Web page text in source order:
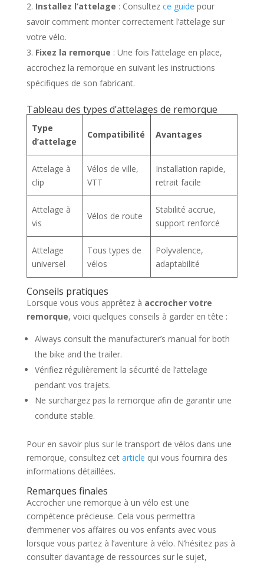
Installez l’attelage : Consultez ce guide pour
savoir comment monter correctement l’attelage sur
votre vélo.
Fixez la remorque : Une fois l’attelage en place,
accrochez la remorque en suivant les instructions
spécifiques de son fabricant.
Tableau des types d’attelages de remorque
Type
d’attelage
Compatibilité Avantages
Attelage à
clip
Vélos de ville,
VTT
Installation rapide,
retrait facile
Attelage à
vis
Vélos de route
Stabilité accrue,
support renforcé
Attelage
universel
Tous types de
vélos
Polyvalence,
adaptabilité
Conseils pratiques
Lorsque vous vous apprêtez à accrocher votre
remorque, voici quelques conseils à garder en tête :
Always consult the manufacturer’s manual for both
the bike and the trailer.
Vérifiez régulièrement la sécurité de l’attelage
pendant vos trajets.
Ne surchargez pas la remorque afin de garantir une
conduite stable.
Pour en savoir plus sur le transport de vélos dans une
remorque, consultez cet article qui vous fournira des
informations détaillées.
Remarques finales
Accrocher une remorque à un vélo est une
compétence précieuse. Cela vous permettra
d’emmener vos affaires ou vos enfants avec vous
lorsque vous partez à l’aventure à vélo. N’hésitez pas à
consulter davantage de ressources sur le sujet,